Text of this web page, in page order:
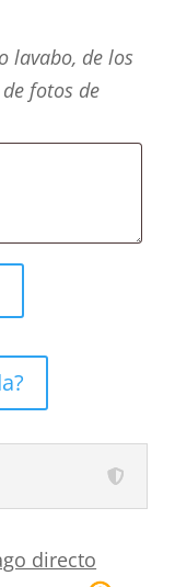
lavabo, de los
fotos de
directo